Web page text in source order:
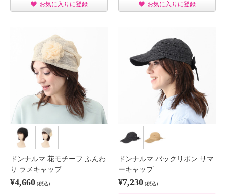
お気に入りに登録 お気に入りに登録
ドンナルマ 花モチーフ ふんわ
り ラメキャップ
¥4,660 (税込)
ドンナルマ バックリボン サマ
ーキャップ
¥7,230 (税込)